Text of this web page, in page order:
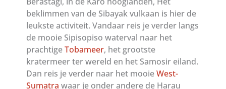
beklimmen van de Sibayak vulkaan is hier de
leukste activiteit. Vandaar reis je verder langs
de mooie Sipisopiso waterval naar het
prachtigeTobameer, het grootste
kratermeer ter wereld en het Samosir eiland.
Dan reis je verder naar het mooieWest-
Sumatra waar je onder andere de Harau